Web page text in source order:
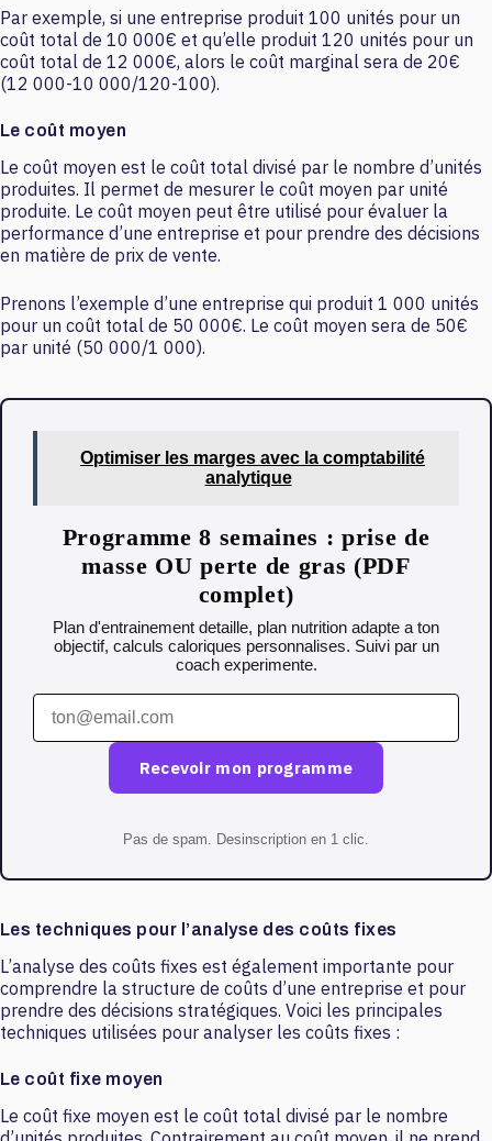
Par exemple, si une entreprise produit 100 unités pour un
coût total de 10 000€ et qu’elle produit 120 unités pour un
coût total de 12 000€, alors le coût marginal sera de 20€
(12 000-10 000/120-100).
Le coût moyen
Le coût moyen est le coût total divisé par le nombre d’unités
produites. Il permet de mesurer le coût moyen par unité
produite. Le coût moyen peut être utilisé pour évaluer la
performance d’une entreprise et pour prendre des décisions
en matière de prix de vente.
Prenons l’exemple d’une entreprise qui produit 1 000 unités
pour un coût total de 50 000€. Le coût moyen sera de 50€
par unité (50 000/1 000).
Optimiser les marges avec la comptabilité
analytique
Programme 8 semaines : prise de
masse OU perte de gras (PDF
complet)
Plan d'entrainement detaille, plan nutrition adapte a ton
objectif, calculs caloriques personnalises. Suivi par un
coach experimente.
Recevoir mon programme
Pas de spam. Desinscription en 1 clic.
Les techniques pour l’analyse des coûts fixes
L’analyse des coûts fixes est également importante pour
comprendre la structure de coûts d’une entreprise et pour
prendre des décisions stratégiques. Voici les principales
techniques utilisées pour analyser les coûts fixes :
Le coût fixe moyen
Le coût fixe moyen est le coût total divisé par le nombre